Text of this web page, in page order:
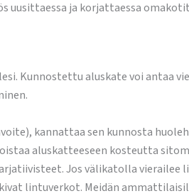
uusittaessa ja korjattaessa
Kunnostettu aluskate voi antaa
kannattaa sen kunnosta
aluskatteeseen kosteutta
Jos välikatolla
lintuverkot. Meidän